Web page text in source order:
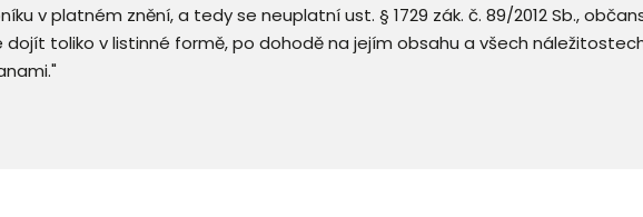
v platném znění, a tedy se neuplatní ust. § 1729 zák. č. 89/2012 Sb.,
dojít toliko v listinné formě, po dohodě na jejím obsahu a všech